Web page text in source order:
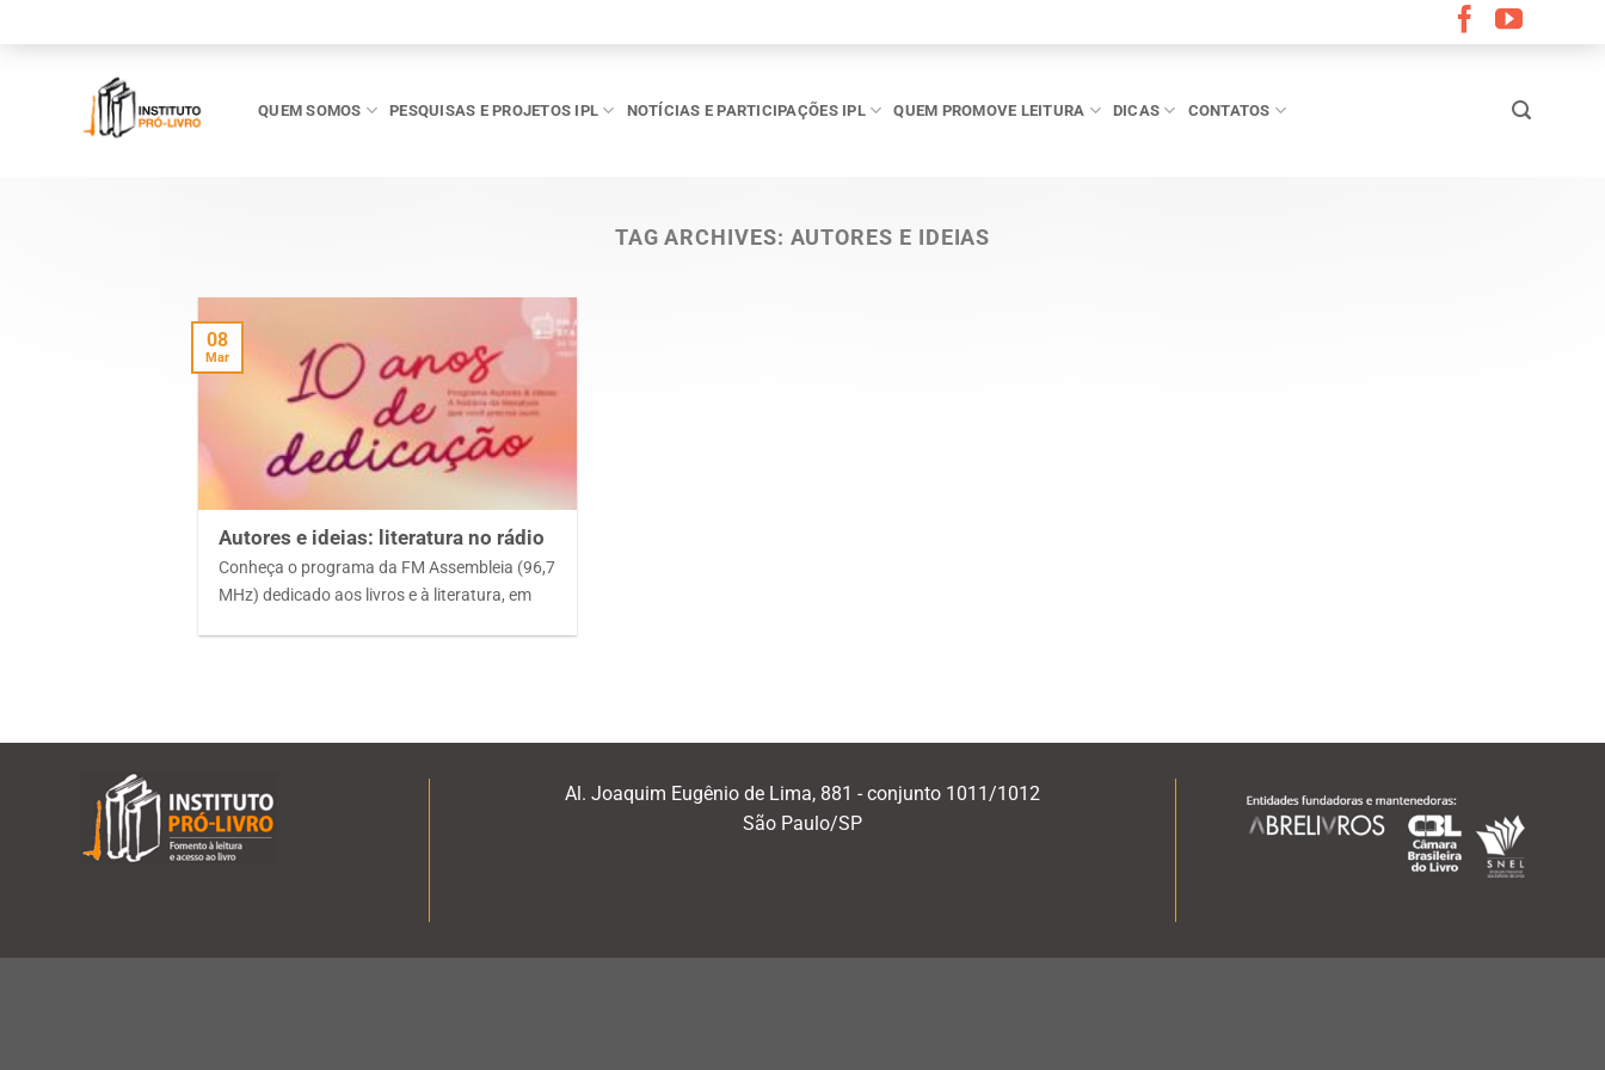
QUEM SOMOS PESQUISAS E PROJETOS IPL NOTÍCIAS E PARTICIPAÇÕES IPL QUEM PROMOVE LEITURA DICAS CONTATOS
TAG ARCHIVES: AUTORES E IDEIAS
Autores e ideias: literatura no rádio
Conheça o programa da FM Assembleia (96,7
MHz) dedicado aos livros e à literatura, em
08
Mar
Al. Joaquim Eugênio de Lima, 881 - conjunto 1011/1012
São Paulo/SP